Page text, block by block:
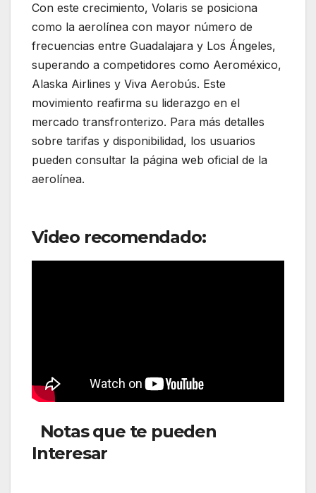
Con este crecimiento, Volaris se posiciona
como la aerolínea con mayor número de
frecuencias entre Guadalajara y Los Ángeles,
superando a competidores como Aeroméxico,
Alaska Airlines y Viva Aerobús. Este
movimiento reafirma su liderazgo en el
mercado transfronterizo. Para más detalles
sobre tarifas y disponibilidad, los usuarios
pueden consultar la página web oficial de la
aerolínea.
Video recomendado:
Notas que te pueden
Interesar